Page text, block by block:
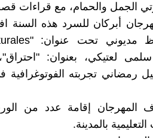
الجمل والحمام، مع قراءات
أبركان للسرد هذه السنة
سلمى لعتيكي، بعنوان:
رمضاني تجربته
المهرجان إقامة عدد من
بالمدينة.